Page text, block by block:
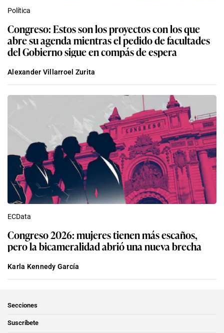
Política
Congreso: Estos son los proyectos con los que
abre su agenda mientras el pedido de facultades
del Gobierno sigue en compás de espera
Alexander Villarroel Zurita
ECData
Congreso 2026: mujeres tienen más escaños,
pero la bicameralidad abrió una nueva brecha
Karla Kennedy García
Secciones
Suscríbete